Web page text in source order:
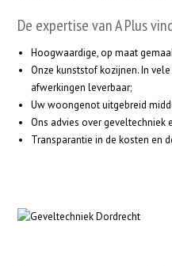
De expertise van A Plus
Hoogwaardige, op maat
Onze kunststof kozijnen. In
afwerkingen leverbaar;
Uw woongenot uitgebreid
Ons advies over geveltechniek
Transparantie in de kosten en